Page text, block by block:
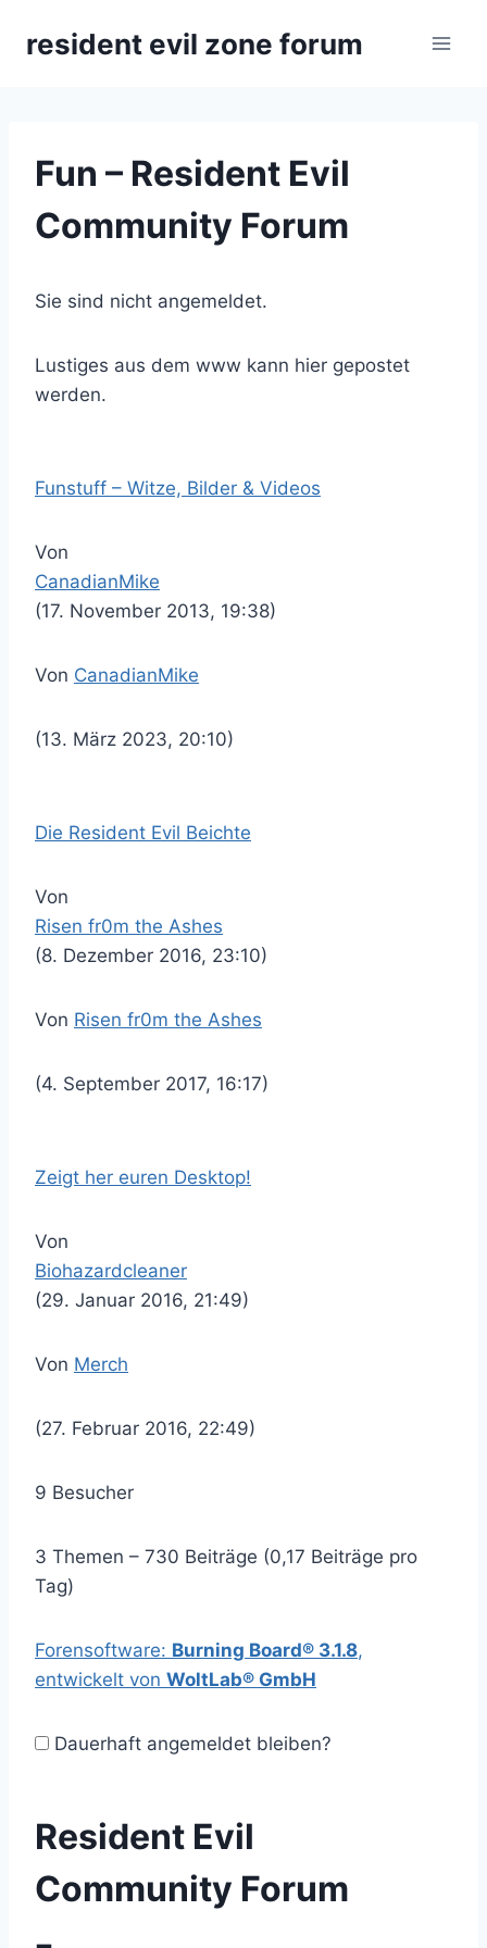
Inhaltresident evil zone forum
Fun – Resident Evil
Community Forum
Sie sind nicht angemeldet.
Lustiges aus dem www kann hier gepostet
werden.
Funstuff – Witze, Bilder & Videos
Von
CanadianMike
(17. November 2013, 19:38)
Von CanadianMike
(13. März 2023, 20:10)
Die Resident Evil Beichte
Von
Risen fr0m the Ashes
(8. Dezember 2016, 23:10)
Von Risen fr0m the Ashes
(4. September 2017, 16:17)
Zeigt her euren Desktop!
Von
Biohazardcleaner
(29. Januar 2016, 21:49)
Von Merch
(27. Februar 2016, 22:49)
9 Besucher
3 Themen – 730 Beiträge (0,17 Beiträge pro
Tag)
Forensoftware: Burning Board® 3.1.8,
entwickelt von WoltLab® GmbH
Dauerhaft angemeldet bleiben?
Resident Evil
Community Forum